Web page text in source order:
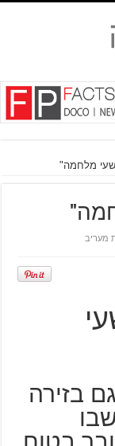
מלחמה"
מעריב
בזירה